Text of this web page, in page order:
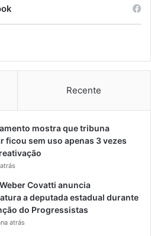
Recente
mostra que tribuna
ficou sem uso apenas 3 vezes
Covatti anuncia
a deputada estadual durante
do Progressistas
atrás